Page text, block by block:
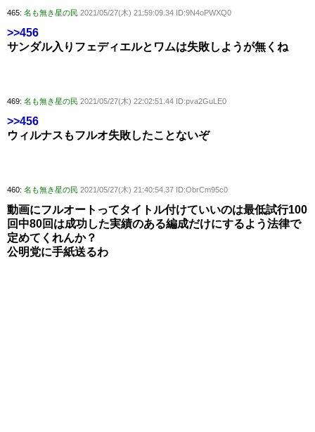
465: 名も無き星の民 2021/05/27(木) 21:59:09.34 ID:9N4oPWXQ0
>>456
サンダル入りフェディエルとワムは失敗しようが無くね
469: 名も無き星の民 2021/05/27(木) 22:02:51.44 ID:pva2GuLE0
>>456
ウィルナスもフルオ失敗したことないぞ
460: 名も無き星の民 2021/05/27(木) 21:40:54.37 ID:ObrCm95c0
動画にフルオートってタイトル付けていいのは最低試行100
回中80回は成功した実績のある編成だけにするよう法律で
定めてくれんか？
公明党に手紙送るわ